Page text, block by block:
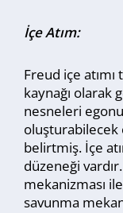
İçe Atım:
Freud içe
kaynağı olarak
nesneleri
oluşturabilecek
belirtmiş. İçe
düzeneği
mekanizması
savunma